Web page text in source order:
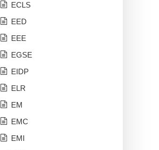
ECLS
EED
EEE
EGSE
EIDP
ELR
EM
EMC
EMI